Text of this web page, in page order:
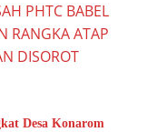
PHTC BABEL
RANGKA ATAP
DISOROT
Desa Konarom